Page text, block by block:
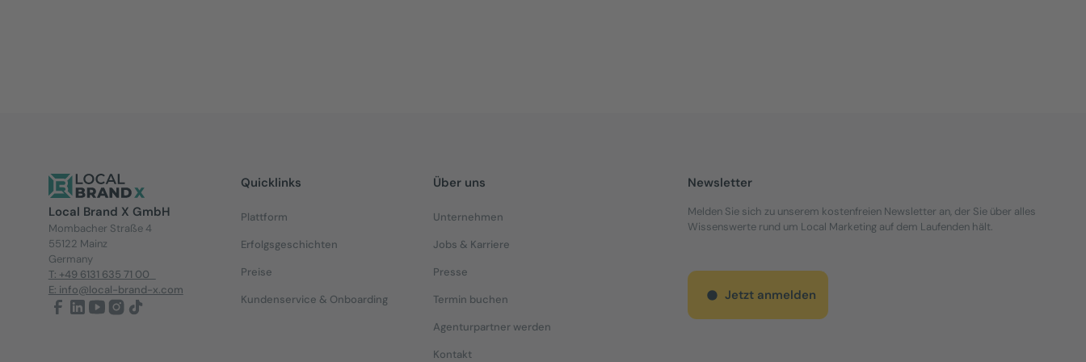
Local Brand X GmbH
Mombacher Straße 4
55122 Mainz
Germany
T: +49 6131 635 71 00
E: info@local-brand-x.com
Quicklinks
Plattform
Erfolgsgeschichten
Preise
Kundenservice & Onboarding
Über uns
Unternehmen
Jobs & Karriere
Presse
Termin buchen
Agenturpartner werden
Kontakt
Newsletter
Melden Sie sich zu unserem kostenfreien Newsletter an, der Sie über alles
Wissenswerte rund um Local Marketing auf dem Laufenden hält.
Jetzt anmelden